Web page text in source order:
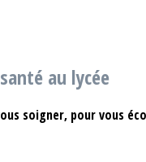
au lycée
soigner, pour vous